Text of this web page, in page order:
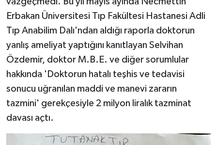
Erbakan Üniversitesi Tıp Fakültesi Hastanesi Adli
Tıp Anabilim Dalı'ndan aldığı raporla doktorun
yanlış ameliyat yaptığını kanıtlayan Selvihan
Özdemir, doktor M.B.E. ve diğer sorumlular
hakkında 'Doktorun hatalı teşhis ve tedavisi
sonucu uğranılan maddi ve manevi zararın
tazmini' gerekçesiyle 2 milyon liralık tazminat
davası açtı.